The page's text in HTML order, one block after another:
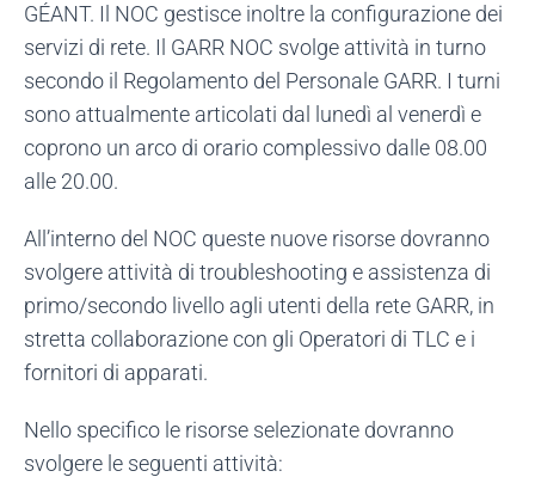
GÉANT. Il NOC gestisce inoltre la configurazione dei
servizi di rete. Il GARR NOC svolge attività in turno
secondo il Regolamento del Personale GARR. I turni
sono attualmente articolati dal lunedì al venerdì e
coprono un arco di orario complessivo dalle 08.00
alle 20.00.
All’interno del NOC queste nuove risorse dovranno
svolgere attività di troubleshooting e assistenza di
primo/secondo livello agli utenti della rete GARR, in
stretta collaborazione con gli Operatori di TLC e i
fornitori di apparati.
Nello specifico le risorse selezionate dovranno
svolgere le seguenti attività: